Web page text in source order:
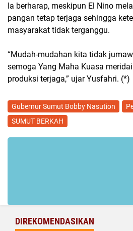
Ia berharap, meskipun El Nino
pangan tetap terjaga sehingga
masyarakat tidak terganggu.
“Mudah-mudahan kita tidak
semoga Yang Maha Kuasa
produksi terjaga,” ujar Yusfahri. (*)
Gubernur Sumut Bobby Nasution
SUMUT BERKAH
DIREKOMENDASIKAN